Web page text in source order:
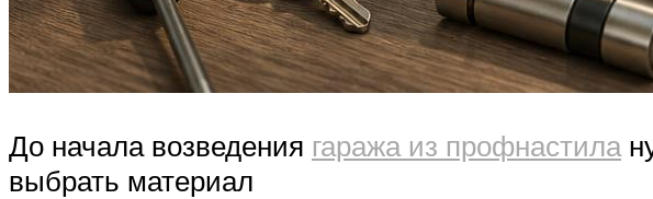
До начала возведения гаража из профнастила
выбрать материал